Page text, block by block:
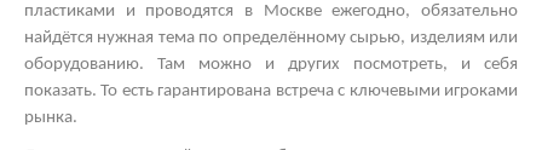
пластиками и проводятся в Москве ежегодно, обязательно
найдётся нужная тема по определённому сырью, изделиям или
оборудованию. Там можно и других посмотреть, и себя
показать. То есть гарантирована встреча с ключевыми игроками
рынка.